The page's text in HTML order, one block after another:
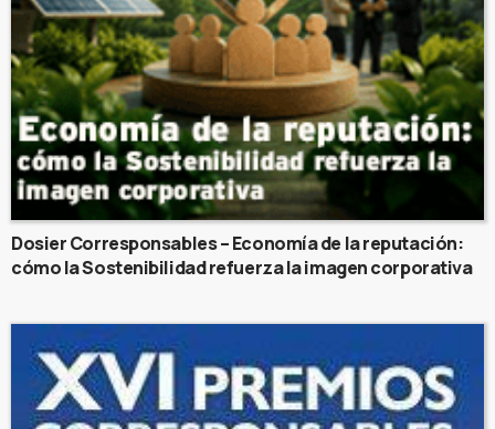
Dosier Corresponsables – Economía de la reputación:
cómo la Sostenibilidad refuerza la imagen corporativa